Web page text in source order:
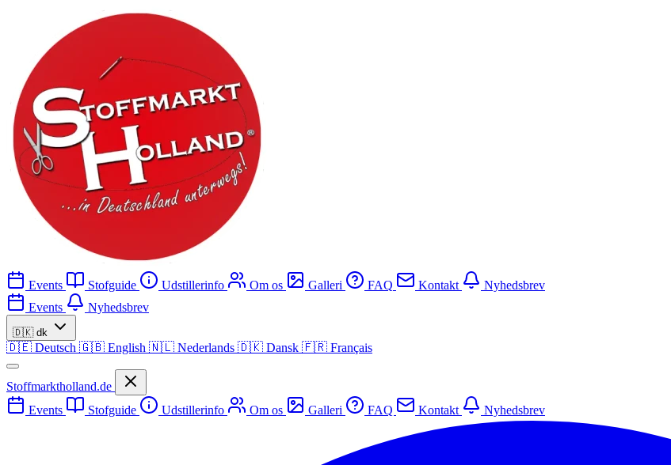
Events Stofguide Udstillerinfo Om os Galleri FAQ Kontakt
Nyhedsbrev
Events
Nyhedsbrev
🇩🇰 dk
🇩🇪 Deutsch 🇬🇧 English 🇳🇱 Nederlands 🇩🇰 Dansk 🇫🇷 Français
Stoffmarktholland.de
Events
Stofguide Udstillerinfo Om os Galleri FAQ Kontakt Nyhedsbrev